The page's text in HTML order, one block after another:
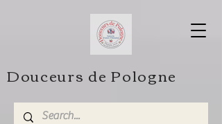
Douceurs de Pologne